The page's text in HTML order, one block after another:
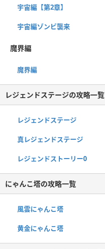
宇宙編【第2章】
宇宙編ゾンビ襲来
魔界編
魔界編
レジェンドステージの攻略一覧
レジェンドステージ
真レジェンドステージ
レジェンドストーリー0
にゃんこ塔の攻略一覧
風雲にゃんこ塔
黄金にゃんこ塔